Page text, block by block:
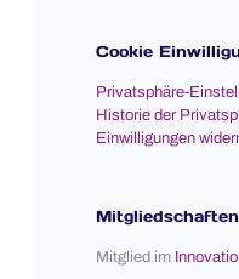
Cookie
Privatsphäre-
Historie der
Einwilligungen
Mitgliedschaften
Mitglied im